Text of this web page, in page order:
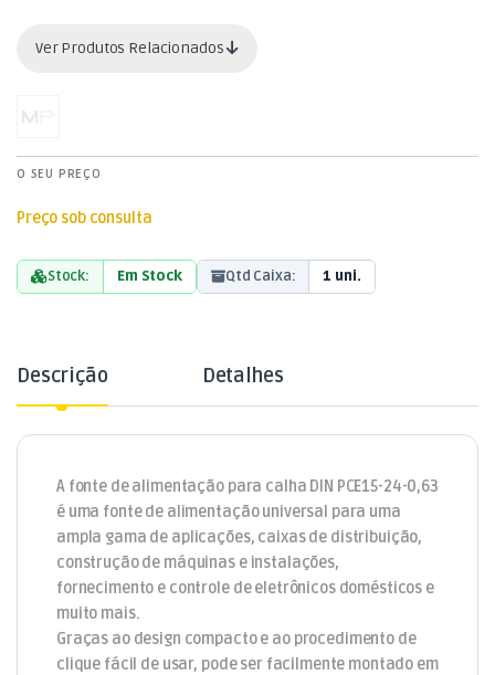
Ver Produtos Relacionados
O SEU PREÇO
Preço sob consulta
Stock: Em Stock Qtd Caixa: 1 uni.
Descrição Detalhes
A fonte de alimentação para calha DIN PCE15-24-0,63
é uma fonte de alimentação universal para uma
ampla gama de aplicações, caixas de distribuição,
construção de máquinas e instalações,
fornecimento e controle de eletrônicos domésticos e
muito mais.
Graças ao design compacto e ao procedimento de
clique fácil de usar, pode ser facilmente montado em